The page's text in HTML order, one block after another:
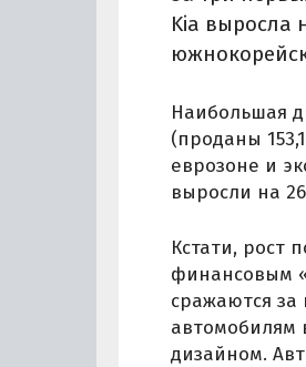
Kia выросла
Наибольшая
(проданы
еврозоне и
выросли на
Кстати, рост
финансовым
сражаются за
автомобилям
дизайном.